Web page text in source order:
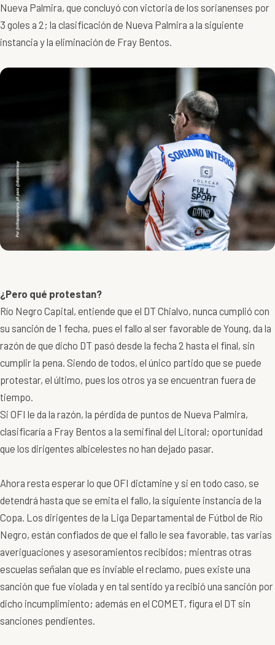
Nueva Palmira, que concluyó con victoria de los sorianenses por
3 goles a 2; la clasificación de Nueva Palmira a la siguiente
instancia y la eliminación de Fray Bentos.
¿Pero qué protestan?
Río Negro Capital, entiende que el DT Chialvo, nunca cumplió con
su sanción de 1 fecha, pues el fallo al ser favorable de Young, da la
razón de que dicho DT pasó desde la fecha 2 hasta el final, sin
cumplir la pena. Siendo de todos, el único partido que se puede
protestar, el último, pues los otros ya se encuentran fuera de
tiempo.
Si OFI le da la razón, la pérdida de puntos de Nueva Palmira,
clasificaría a Fray Bentos a la semifinal del Litoral; oportunidad
que los dirigentes albicelestes no han dejado pasar.
Ahora resta esperar lo que OFI dictamine y si en todo caso, se
detendrá hasta que se emita el fallo, la siguiente instancia de la
Copa. Los dirigentes de la Liga Departamental de Fútbol de Río
Negro, están confiados de que el fallo le sea favorable, tas varias
averiguaciones y asesoramientos recibidos; mientras otras
escuelas señalan que es inviable el reclamo, pues existe una
sanción que fue violada y en tal sentido ya recibió una sanción por
dicho incumplimiento; además en el COMET, figura el DT sin
sanciones pendientes.